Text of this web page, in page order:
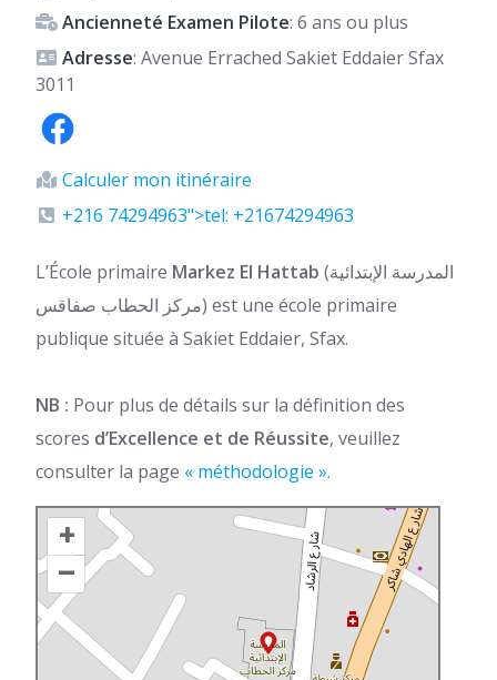
Ancienneté Examen Pilote: 6 ans ou plus
Adresse: Avenue Errached Sakiet Eddaier Sfax
3011
Calculer mon itinéraire
+216 74294963">tel: +21674294963
L’École primaire Markez El Hattab (المدرسة الإبتدائية
مركز الحطاب صفاقس) est une école primaire
publique située à Sakiet Eddaier, Sfax.
NB : Pour plus de détails sur la définition des
scores d’Excellence et de Réussite, veuillez
consulter la page « méthodologie ».
+
–